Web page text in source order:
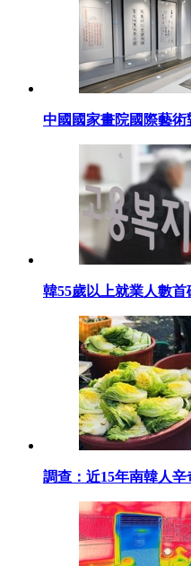
中國國家畫院國際藝
韓55歲以上就業人數首
調查：近15年南韓人